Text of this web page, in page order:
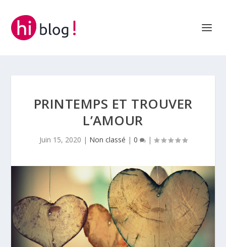
PRINTEMPS ET TROUVER
L’AMOUR
Juin 15, 2020 | Non classé | 0 |